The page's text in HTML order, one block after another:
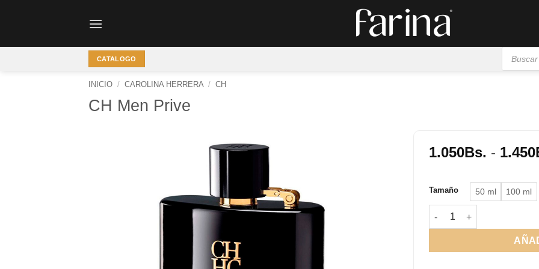
CATALOGO
Búsqueda
INICIO / CAROLINA HERRERA / CH
CH Men Prive
1.050Bs. - 1.450
Tamaño 50 ml
100 ml
CH Men Prive cantidad